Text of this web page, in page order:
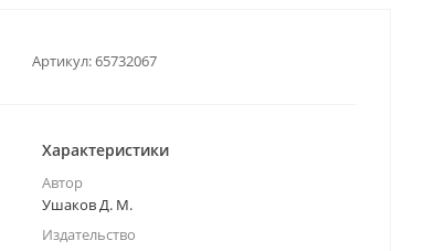
Артикул:65732067
Характеристики
Автор
Ушаков Д. М.
Издательство